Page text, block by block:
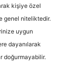
kişiye özel
genel niteliktedir.
uygun
dayanılarak
doğurmayabilir.